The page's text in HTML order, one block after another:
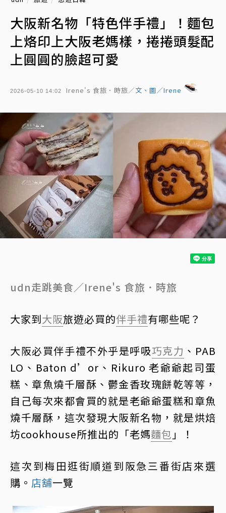
大阪新名物「特色伴手禮」！麵包
上烙印上大阪老媽樣，捲捲頭髮配
上圓圓的臉超可愛
2026-05-10 14:02 Irene's 食旅．時旅／文、圖／Irene
udn走跳美食／Irene's 食旅．時旅
大家到大阪旅遊必買的伴手禮有哪些呢？
大阪必買伴手禮不外乎是呼吸巧克力 、PAB
LO、Baton d’or、Rikuro 老爺爺起司蛋
糕、章魚燒千層酥、鬱金香玫瑰餅乾等等，
自己每次來都會買的就是老爺爺蛋糕和章魚
燒千層酥，這次發現大阪新名物，就是烘焙
坊cookhouse所推出的「老媽麵包 」！
這次到梅田逛街順道到阪急三番街店來選
購。 店舖一覽